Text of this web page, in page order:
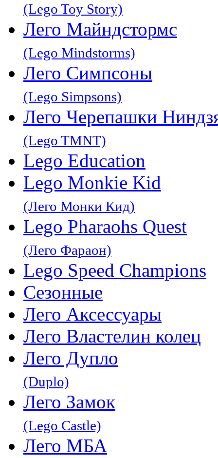
(Lego Toy Story)
Лего Майндстормс
(Lego Mindstorms)
Лего Симпсоны
(Lego Simpsons)
Лего Черепашки
(Lego TMNT)
Lego Education
Lego Monkie Kid
(Лего Монки Кид)
Lego Pharaohs Quest
(Лего Фараон)
Lego Speed Champions
Сезонные
Лего Аксессуары
Лего Властелин колец
Лего Дупло
(Duplo)
Лего Замок
(Lego Castle)
Лего МБА